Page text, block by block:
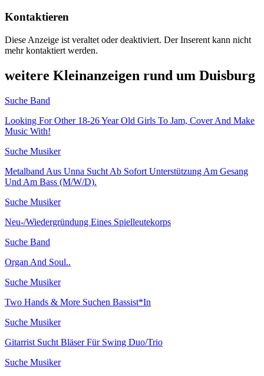
Kontaktieren
Diese Anzeige ist veraltet oder deaktiviert. Der Inserent kann nicht
mehr kontaktiert werden.
weitere Kleinanzeigen rund um Duisburg
Suche Band
Looking For Other 18-26 Year Old Girls To Jam, Cover And Make
Music With!
Suche Musiker
Metalband Aus Unna Sucht Ab Sofort Unterstützung Am Gesang
Und Am Bass (M/W/D).
Suche Musiker
Neu-/Wiedergründung Eines Spielleutekorps
Suche Band
Organ And Soul..
Suche Musiker
Two Hands & More Suchen Bassist*In
Suche Musiker
Gitarrist Sucht Bläser Für Swing Duo/Trio
Suche Musiker